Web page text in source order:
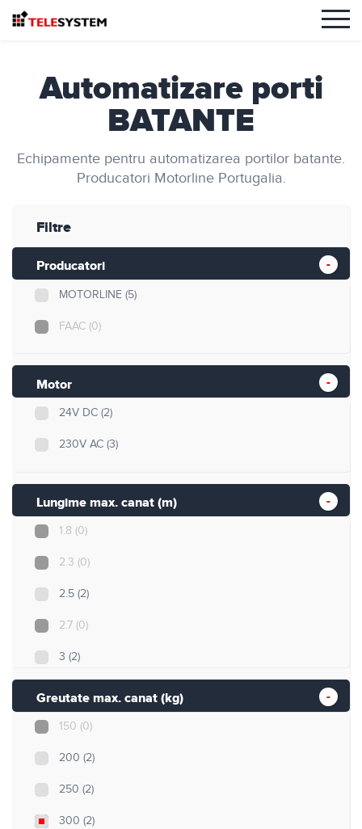
Automatizare porti
BATANTE
Echipamente pentru automatizarea portilor batante.
Producatori Motorline Portugalia.
Filtre
Producatori
MOTORLINE (5)
FAAC (0)
Motor
24V DC (2)
230V AC (3)
Lungime max. canat (m)
1.8 (0)
2.3 (0)
2.5 (2)
2.7 (0)
3 (2)
4(1)
5(0)
Greutate max. canat (kg)
150 (0)
200 (2)
250 (2)
300 (2)